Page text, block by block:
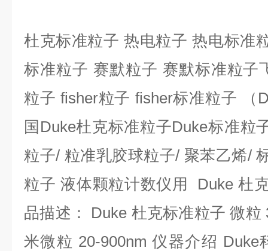
杜克标准粒子 热电粒子 热电标准
标准粒子 赛默粒子 赛默标准粒子
粒子 fisher粒子 fisher标准粒子 （
国 Duke杜克标准粒子Duke标准粒
粒子/ 粒准乳胶球粒子/ 聚苯乙烯/
粒子 液体颗粒计数仪用 Duke 杜
品描述：
Duke 杜克标准粒子 微粒
米微粒 20-900nm仪器介绍 Duke